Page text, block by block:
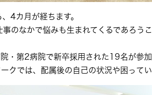
4カ月が経ちます。
のなかで悩みも生まれてくるであろ
・第2病院で新卒採用された19名が参加
クでは、配属後の自己の状況や困って